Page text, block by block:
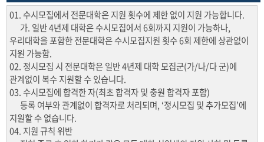
01. 수시모집에서 전문대학은 지원 횟수에 제한 없이 지원 가능합니다.
가. 일반 4년제 대학은 수시모집에서 6회까지 지원이 가능하나,
우리대학을 포함한 전문대학은 수시모집지원 횟수 6회 제한에 상관없이
지원 가능함.
02. 정시모집 시 전문대학은 일반 4년제 대학 모집군(가/나/다 군)에
관계없이 복수 지원할 수 있습니다.
03. 수시모집에 합격한 자(최초 합격자 및 충원 합격자 포함)
등록 여부와 관계없이 합격자로 처리되며, ‘정시모집 및 추가모집’에
지원할 수 없습니다.
04. 지원 규칙 위반